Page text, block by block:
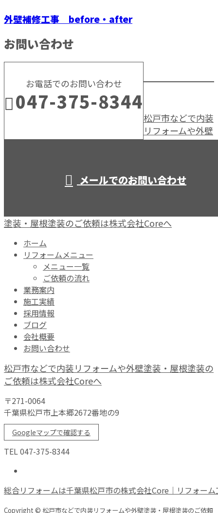
外壁補修工事 before・after
お問い合わせ
お電話でのお問い合わせ
047-375-8344
メールでのお問い合わせ
松戸市などで内装
リフォームや外壁
塗装・屋根塗装のご依頼は株式会社Coreへ
ホーム
リフォームメニュー
メニュー一覧
ご依頼の流れ
業務案内
施工実績
採用情報
ブログ
会社概要
お問い合わせ
松戸市などで内装リフォームや外壁塗装・屋根塗装の
ご依頼は株式会社Coreへ
〒271-0064
千葉県松戸市上本郷2672番地の9
Googleマップで確認する
TEL 047-375-8344
総合リフォームは千葉県松戸市の株式会社Core｜リフォー
Copyright © 松戸市などで内装リフォームや外壁塗装・屋根塗装のご依頼